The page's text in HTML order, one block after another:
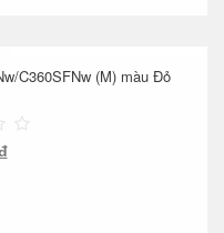
C360SFNw (M) màu Đỏ